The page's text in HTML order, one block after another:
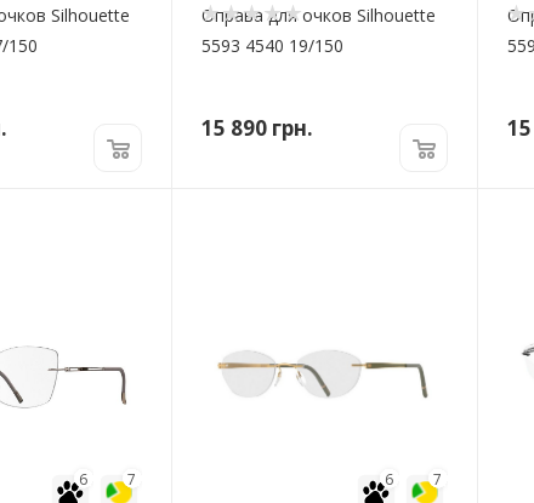
Silhouette
150
Оправа для очков Silhouette
5593 4540 19/150
15 890 грн.
7
6 7
6